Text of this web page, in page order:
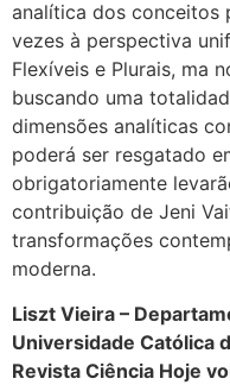
analítica dos conceitos
vezes à perspectiva
Flexíveis e Plurais, ma
buscando uma
dimensões analíticas
poderá ser resgatado
obrigatoriamente
contribuição de Jeni
transformações
moderna.
Liszt Vieira –
Universidade Católica
Revista Ciência Hoje